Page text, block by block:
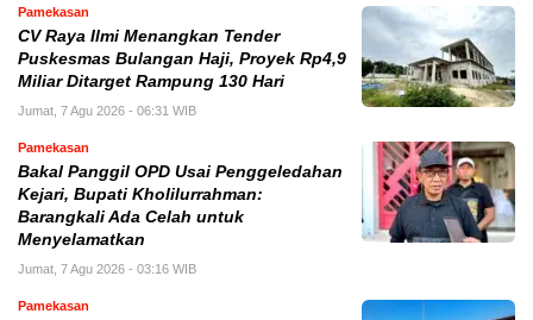
Pamekasan
CV Raya Ilmi Menangkan Tender
Puskesmas Bulangan Haji, Proyek Rp4,9
Miliar Ditarget Rampung 130 Hari
Jumat, 7 Agu 2026 - 06:31 WIB
Pamekasan
Bakal Panggil OPD Usai Penggeledahan
Kejari, Bupati Kholilurrahman:
Barangkali Ada Celah untuk
Menyelamatkan
Jumat, 7 Agu 2026 - 03:16 WIB
Pamekasan